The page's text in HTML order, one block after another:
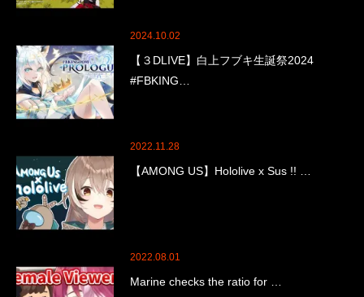
2024.10.02
【３DLIVE】白上フブキ生誕祭2024
#FBKING…
2022.11.28
【AMONG US】Hololive x Sus !! …
2022.08.01
Marine checks the ratio for …